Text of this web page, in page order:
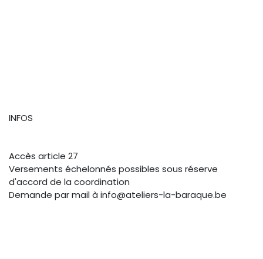
INFOS
Accès article 27
Versements échelonnés possibles sous réserve
d'accord de la coordination
Demande par mail à info@ateliers-la-baraque.be